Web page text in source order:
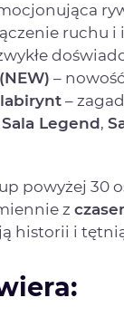
ruchu
–
–
Sala Legend,
powyżej 30
z
historii i